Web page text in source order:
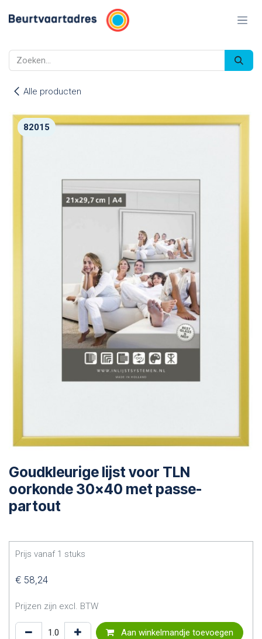
Alle producten
82015
Goudkleurige lijst voor TLN
oorkonde 30x40 met passe-
partout
Prijs vanaf 1 stuks
€ 58,24
Prijzen zijn excl. BTW
Aan winkelmandje toevoegen